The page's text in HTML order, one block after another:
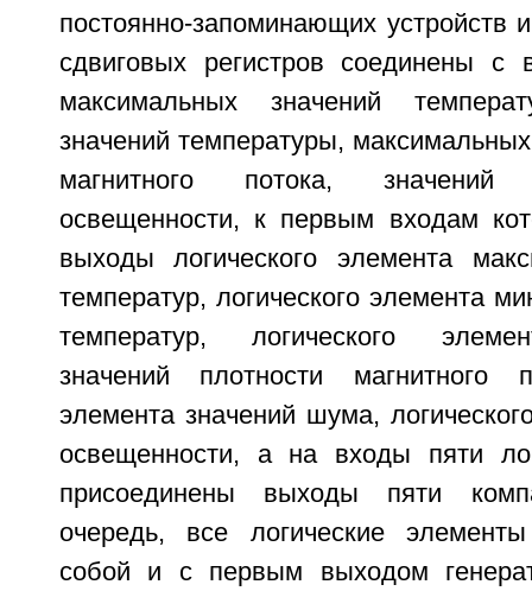
постоянно-запоминающих устройств
сдвиговых регистров соединены с
максимальных значений
значений температуры,
магнитного потока,
освещенности, к первым входам
выходы логического элемента
температур, логического элемента
температур, логического
значений плотности магнитного
элемента значений шума,
освещенности, а на входы пяти
присоединены выходы пяти
очередь, все логические
собой и с первым выходом